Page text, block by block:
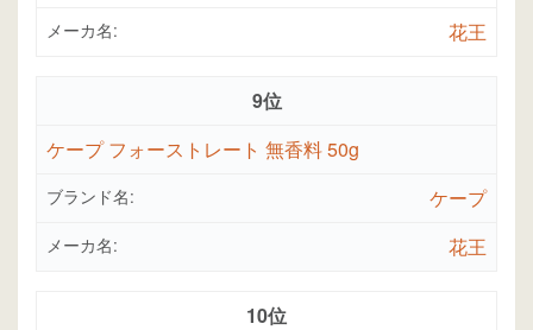
メーカ名: 花王
9位
ケープ フォーストレート 無香料 50g
ブランド名: ケープ
メーカ名: 花王
10位